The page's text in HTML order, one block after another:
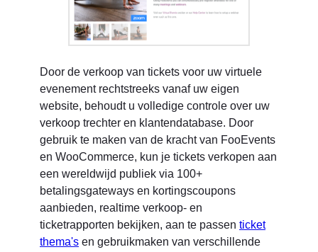
Door de verkoop van tickets voor uw virtuele
evenement rechtstreeks vanaf uw eigen
website, behoudt u volledige controle over uw
verkoop trechter en klantendatabase. Door
gebruik te maken van de kracht van FooEvents
en WooCommerce, kun je tickets verkopen aan
een wereldwijd publiek via 100+
betalingsgateways en kortingscoupons
aanbieden, realtime verkoop- en
ticketrapporten bekijken, aan te passen ticket
thema's en gebruikmaken van verschillende